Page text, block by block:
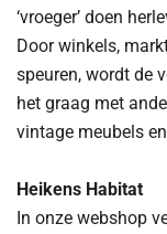
‘vroeger’ doen
Door winkels,
speuren, wordt de
het graag met
vintage meubels
Heikens Habitat
In onze webshop